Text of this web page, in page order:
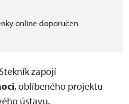
online doporučen
zapojí
, oblíbeného projektu
ústavu.